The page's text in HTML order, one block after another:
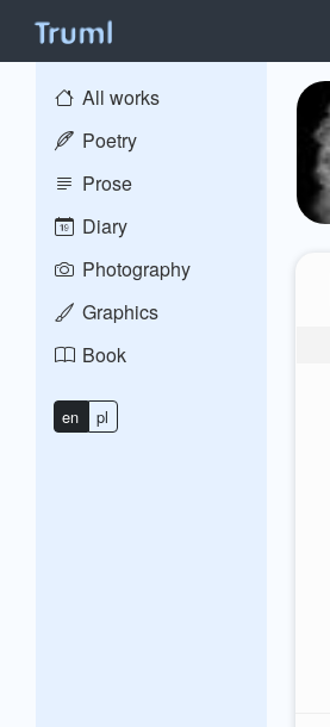
All works
Poetry
Prose
Diary
Photography
Graphics
Book
en pl